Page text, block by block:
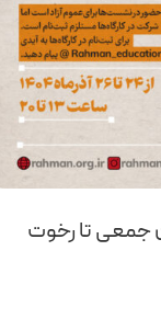
جمعی تا رخوت